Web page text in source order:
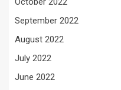
September 2022
August 2022
July 2022
June 2022